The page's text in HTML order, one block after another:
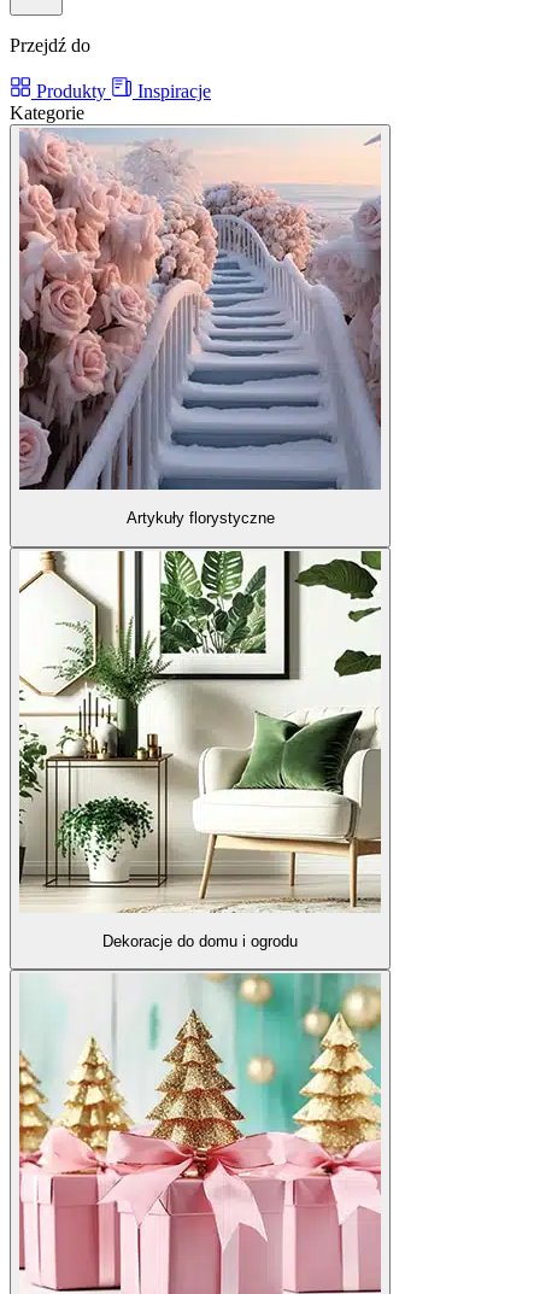
Przejdź do
Produkty
Inspiracje
Kategorie
Artykuły florystyczne
Dekoracje do domu i ogrodu